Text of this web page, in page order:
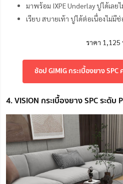
มาพร้อม IXPE Underlay ปูได้เล
เรียบ สบายเท้า ปูได้ต่อเนื่องไม่มี
ราคา
ช้อป GIMIG กระเบื้องยาง
4. VISION กระเบื้องยาง SPC ระดั